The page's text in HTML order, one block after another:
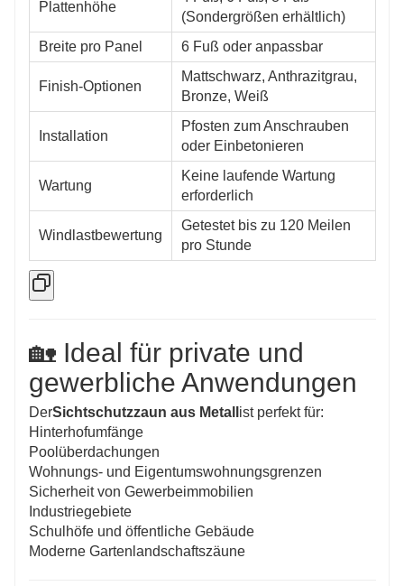
Plattenhöhe
(Sondergrößen erhältlich)
Breite pro Panel
6 Fuß oder anpassbar
Finish-Optionen
Mattschwarz, Anthrazitgrau,
Bronze, Weiß
Installation
Pfosten zum Anschrauben
oder Einbetonieren
Wartung
Keine laufende Wartung
erforderlich
Windlastbewertung
Getestet bis zu 120 Meilen
pro Stunde
🏡 Ideal für private und
gewerbliche Anwendungen
DerSichtschutzzaun aus Metall ist perfekt für:
Hinterhofumfänge
Poolüberdachungen
Wohnungs- und Eigentumswohnungsgrenzen
Sicherheit von Gewerbeimmobilien
Industriegebiete
Schulhöfe und öffentliche Gebäude
Moderne Gartenlandschaftszäune